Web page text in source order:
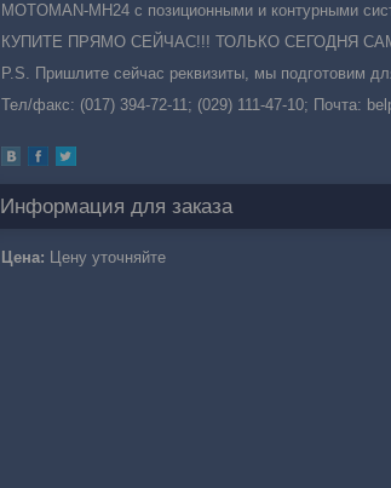
MOTOMAN-MH24 с позиционными и контурными
КУПИТЕ ПРЯМО СЕЙЧАС!!! ТОЛЬКО СЕГОДНЯ
P.S. Пришлите сейчас реквизиты, мы подготовим
Тел/факс: (017) 394-72-11; (029) 111-47-10; Почта:
Информация для заказа
Цена: Цену уточняйте